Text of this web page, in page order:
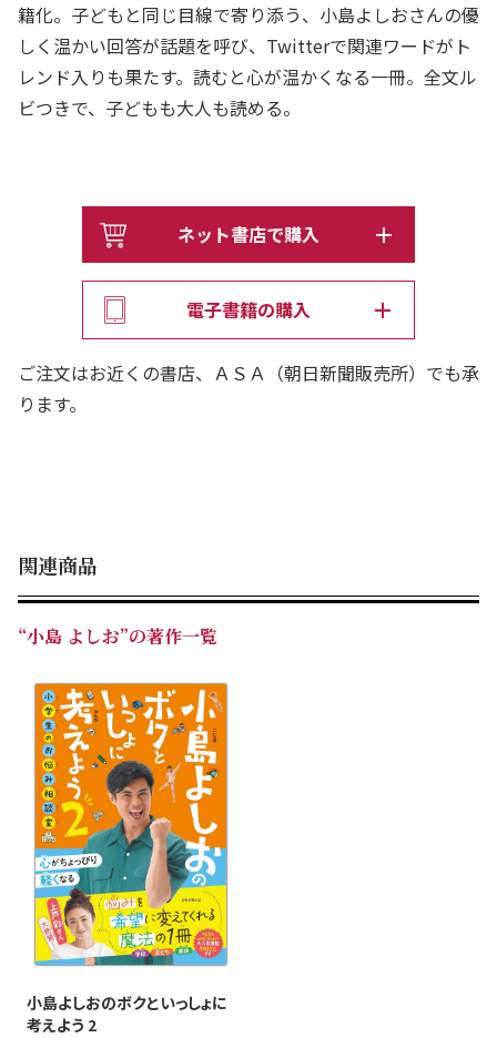
籍化。子どもと同じ目線で寄り添う、小島よしおさんの優
しく温かい回答が話題を呼び、Twitterで関連ワードがト
レンド入りも果たす。読むと心が温かくなる一冊。全文ル
ビつきで、子どもも大人も読める。
ネット書店で購入
電子書籍の購入
ご注文はお近くの書店、ＡＳＡ（朝日新聞販売所）でも承
ります。
関連商品
“小島 よしお”の著作一覧
小島よしおのボクといっしょに
考えよう 2